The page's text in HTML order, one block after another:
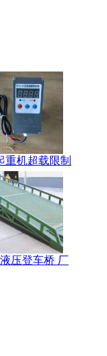
重机超载限制
压登车桥 厂